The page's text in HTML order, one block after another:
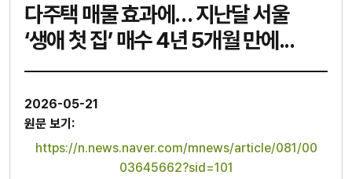
다주택 매물 효과에… 지난달 서울
‘생애 첫 집’ 매수 4년 5개월 만에...
2026-05-21
원문 보기:
https://n.news.naver.com/mnews/article/081/00
03645662?sid=101